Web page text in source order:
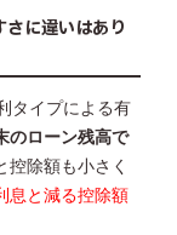
に違いはあり
タイプによる有
のローン残高で
控除額も小さく
息と減る控除額